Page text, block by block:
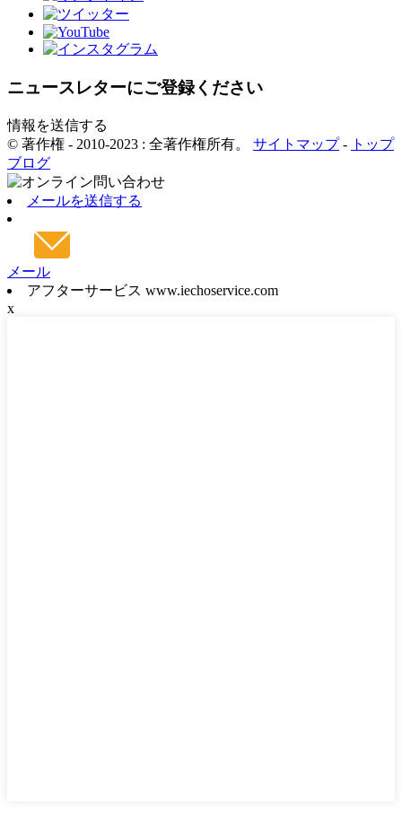
ニュースレターにご登録ください
情報を送信する
© 著作権 - 2010-2023 : 全著作権所有。
サイトマップ- トップ
ブログ
メールを送信する
メール
アフターサービス www.iechoservice.com
x